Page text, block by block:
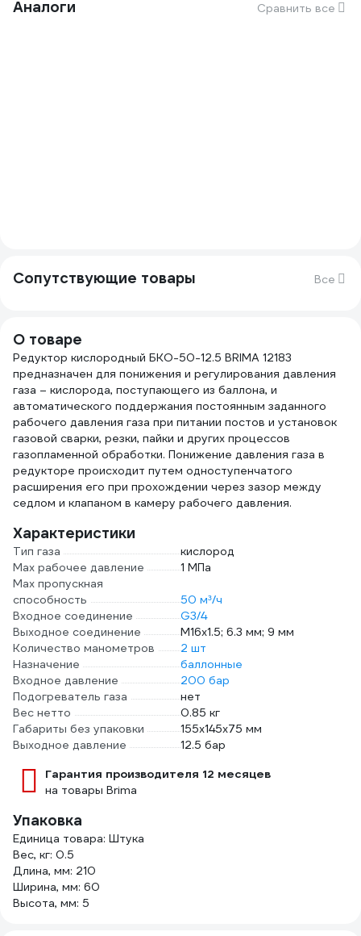
Аналоги Сравнить все
Сопутствующие товары Все
О товаре
Редуктор кислородный БКО-50-12.5 BRIMA 12183
предназначен для понижения и регулирования давления
газа – кислорода, поступающего из баллона, и
автоматического поддержания постоянным заданного
рабочего давления газа при питании постов и установок
газовой сварки, резки, пайки и других процессов
газопламенной обработки. Понижение давления газа в
редукторе происходит путем одноступенчатого
расширения его при прохождении через зазор между
седлом и клапаном в камеру рабочего давления.
Характеристики
Тип газа
кислород
Мах рабочее давление
1 МПа
Max пропускная
способность
50 м³/ч
Входное соединение
G3/4
Выходное соединение
М16х1.5; 6.3 мм; 9 мм
Количество манометров
2 шт
Назначение
баллонные
Входное давление
200 бар
Подогреватель газа
нет
Вес нетто
0.85 кг
Габариты без упаковки
155х145х75 мм
Выходное давление
12.5 бар
Гарантия производителя 12 месяцев
на товары Brima
Упаковка
Единица товара: Штука
Вес, кг: 0.5
Длина, мм: 210
Ширина, мм: 60
Высота, мм: 5